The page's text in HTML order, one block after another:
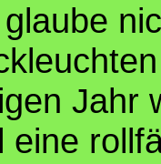
Jahr
eine